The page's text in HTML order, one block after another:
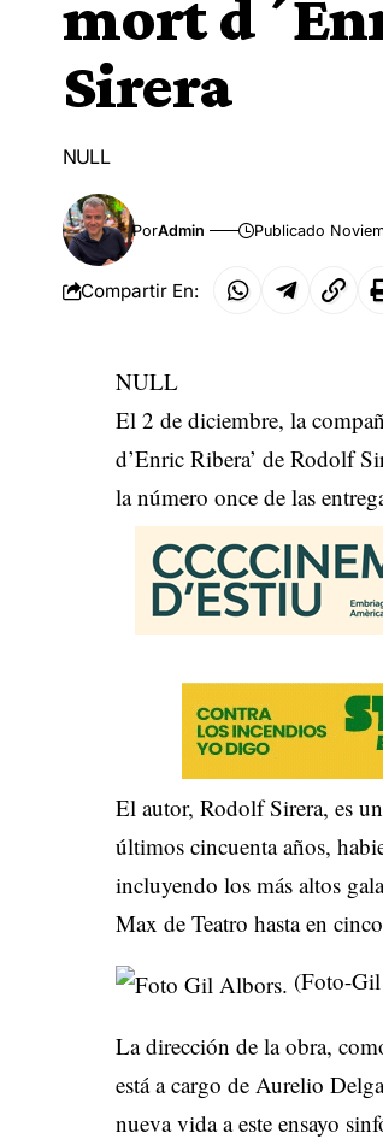
mort
Sirera
NULL
PorAdmin Publicado
Compartir En:
NULL
El 2 de diciembre, la
d’Enric Ribera’ de Rodolf
la número once de las
El autor, Rodolf Sirera, es
últimos cincuenta años,
incluyendo los más altos
Max de Teatro hasta en
(Foto-
La dirección de la obra,
está a cargo de Aurelio
nueva vida a este ensayo